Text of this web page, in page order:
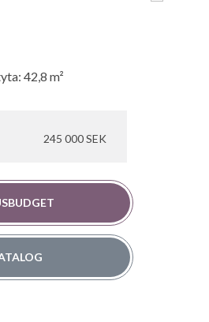
42,8 m²
245 000 SEK